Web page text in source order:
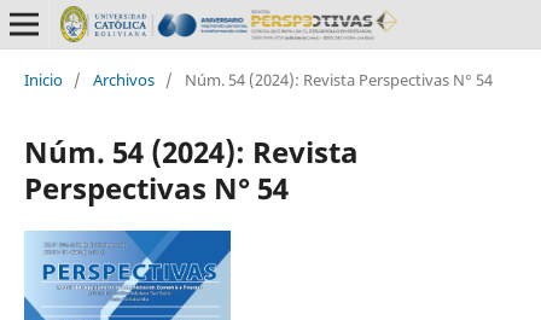
Inicio / Archivos / Núm. 54 (2024): Revista Perspectivas N° 54
Núm. 54 (2024): Revista
Perspectivas N° 54